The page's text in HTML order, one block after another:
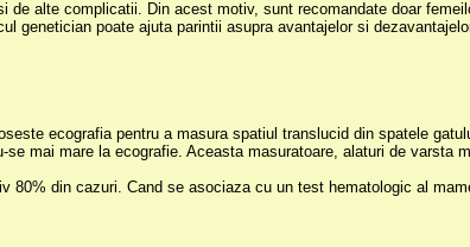
alte complicatii. Din acest motiv, sunt recomandate doar
genetician poate ajuta parintii asupra avantajelor si
ecografia pentru a masura spatiul translucid din spatele
mai mare la ecografie. Aceasta masuratoare, alaturi de varsta
80% din cazuri. Cand se asociaza cu un test hematologic al